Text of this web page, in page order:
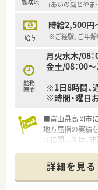
勤務地 (あいの風とやま
給与
時給2,500円
※ご経験、ご年
勤務
時間
月火水木/08：
金土/08：00～
※1日8時間、
※時間・曜日
■富山県高岡市
地方屈指の実績
ルに関しては、
術、リハビリま
■特に脊椎（背骨
す。
詳細を見る